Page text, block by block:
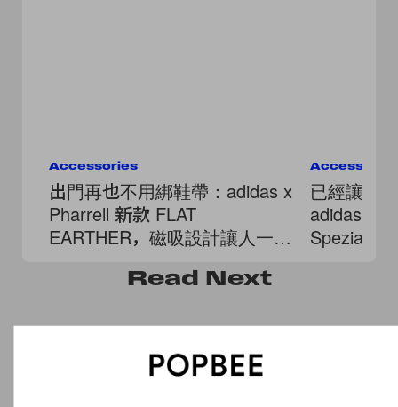
Accessories
出門再也不用綁鞋帶：adidas x
Pharrell 新款 FLAT
EARTHER，磁吸設計讓人一眼
已經讓人
adidas 經
Spezial 變
Read Next